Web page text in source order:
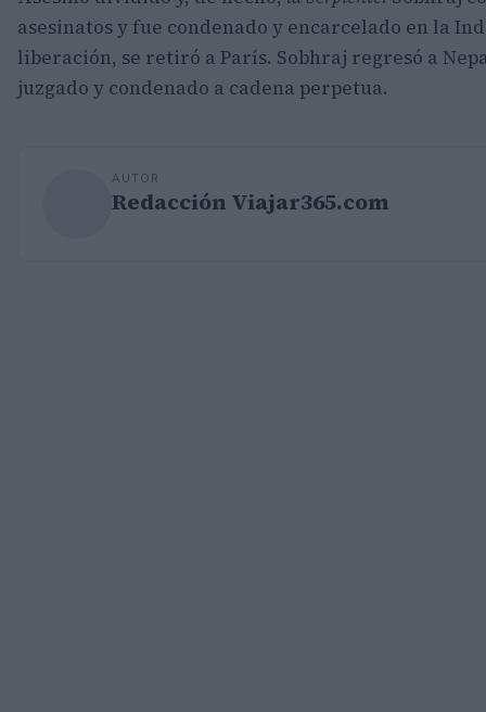
asesinatos y fue condenado y encarcelado en la
liberación, se retiró a París. Sobhraj regresó a
juzgado y condenado a cadena perpetua.
AUTOR
Redacción Viajar365.com